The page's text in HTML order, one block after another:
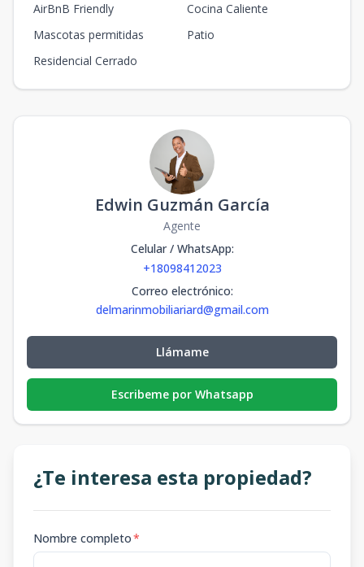
AirBnB Friendly
Cocina Caliente
Mascotas permitidas
Patio
Residencial Cerrado
Edwin Guzmán García
Agente
Celular / WhatsApp:
+18098412023
Correo electrónico:
delmarinmobiliariard@gmail.com
Llámame
Escribeme por Whatsapp
¿Te interesa esta propiedad?
Nombre completo*